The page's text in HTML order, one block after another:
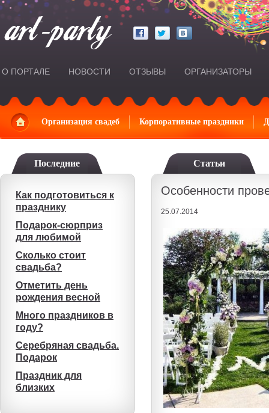
О ПОРТАЛЕ НОВОСТИ ОТЗЫВЫ ОРГАНИЗАТОРЫ
ГлавнаяОрганизация свадеб Корпоративные праздники
Последние
Как подготовиться к
празднику
Подарок-сюрприз
для любимой
Сколько стоит
свадьба?
Отметить день
рождения весной
Много праздников в
году?
Серебряная свадьба.
Подарок
Праздник для
близких
Статьи
Особенности
25.07.2014